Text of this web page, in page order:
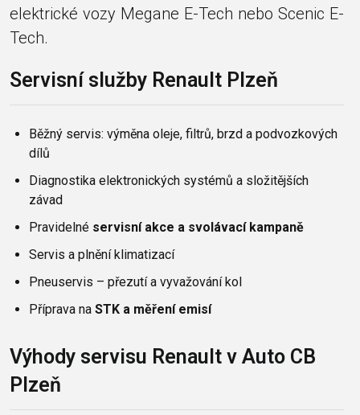
elektrické vozy Megane E-Tech nebo Scenic E-
Tech.
Servisní služby Renault Plzeň
Běžný servis: výměna oleje, filtrů, brzd a podvozkových
dílů
Diagnostika elektronických systémů a složitějších
závad
Pravidelné servisní akce a svolávací kampaně
Servis a plnění klimatizací
Pneuservis – přezutí a vyvažování kol
Příprava na STK a měření emisí
Výhody servisu Renault v Auto CB
Plzeň